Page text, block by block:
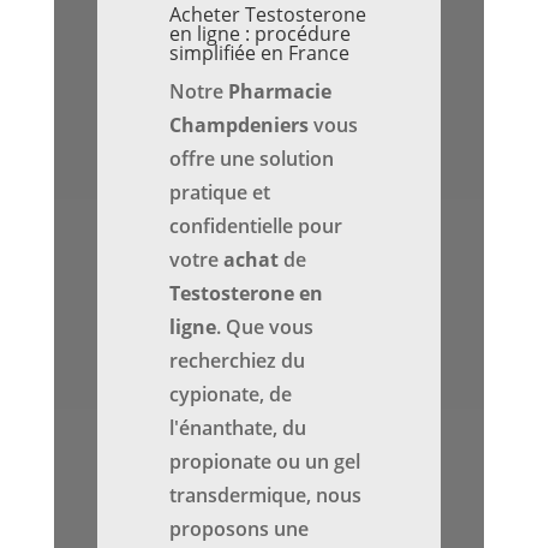
Acheter Testosterone
en ligne : procédure
simplifiée en France
Notre Pharmacie
Champdeniersvous
offre une solution
pratique et
confidentielle pour
votreachatde
Testosterone en
ligne. Que vous
recherchiez du
cypionate, de
l'énanthate, du
propionate ou un gel
transdermique, nous
proposons une